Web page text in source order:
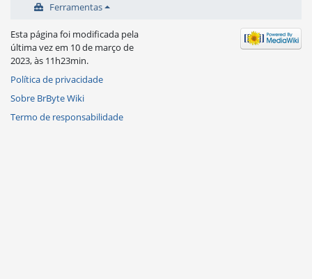
Ferramentas
Esta página foi modificada pela
última vez em 10 de março de
2023, às 11h23min.
Política de privacidade
Sobre BrByte Wiki
Termo de responsabilidade